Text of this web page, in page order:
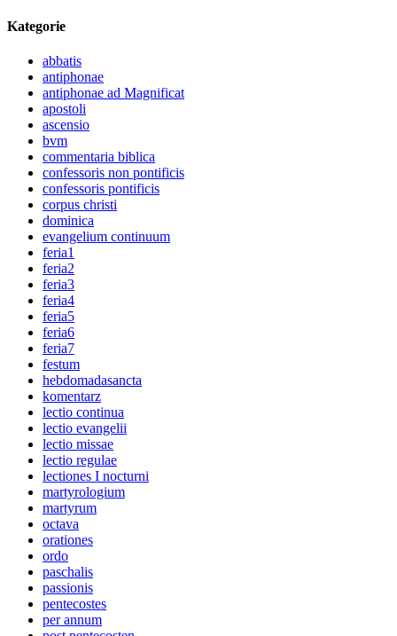
Kategorie
abbatis
antiphonae
antiphonae ad Magnificat
apostoli
ascensio
bvm
commentaria biblica
confessoris non pontificis
confessoris pontificis
corpus christi
dominica
evangelium continuum
feria1
feria2
feria3
feria4
feria5
feria6
feria7
festum
hebdomadasancta
komentarz
lectio continua
lectio evangelii
lectio missae
lectio regulae
lectiones I nocturni
martyrologium
martyrum
octava
orationes
ordo
paschalis
passionis
pentecostes
per annum